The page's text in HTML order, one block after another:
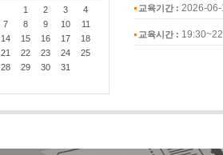
1 2 3
4
7 8 9 10
11
14 15 16 17
18
21 22 23 24
25
28 29 30 31
교육기간 : 2026-
교육시간 :